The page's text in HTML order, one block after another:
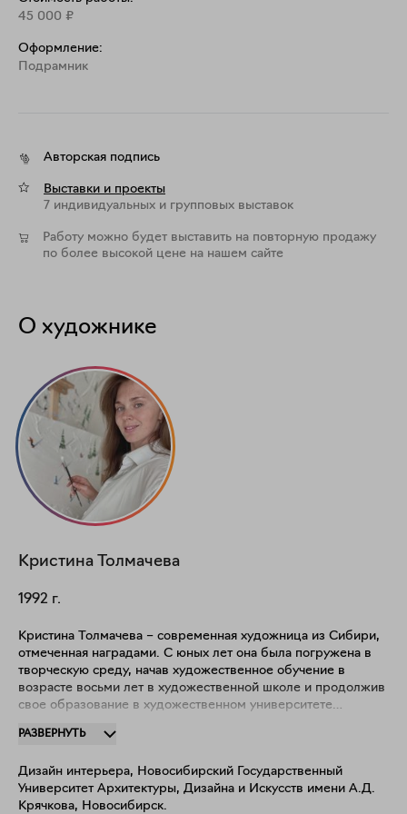
45 000 ₽
Оформление:
Подрамник
Авторская подпись
Выставки и проекты
7 индивидуальных и групповых выставок
Работу можно будет выставить на повторную продажу
по более высокой цене на нашем сайте
О художнике
Кристина Толмачева
1992 г.
Кристина Толмачева – современная художница из Сибири,
отмеченная наградами. С юных лет она была погружена в
творческую среду, начав художественное обучение в
возрасте восьми лет в художественной школе и продолжив
свое образование в художественном университете
ракурсами в композиции. Использует такие материалы, как
мастихин, шпатель. Кристина создает объемные, текстурные
картины-виммельбухи. Искусство художницы отличается ее
способностью передавать динамичное движение и роль
РАЗВЕРНУТЬ
Дизайн интерьера, Новосибирский Государственный
Университет Архитектуры, Дизайна и Искусств имени А.Д.
Крячкова, Новосибирск.